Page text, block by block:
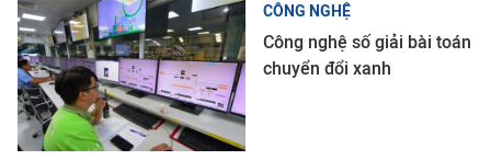
CÔNG NGHỆ
Công nghệ số giải bài toán
chuyển đổi xanh